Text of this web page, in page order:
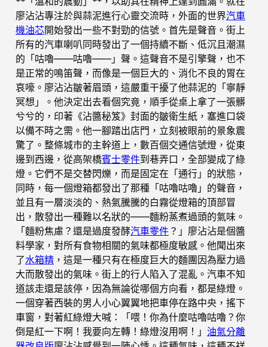
廖沾沾專注於與蒜泥進行心靈交流時，外面的世界汽車
機油芯開始發出一些不對勁的信號。首先是聲音。街上
所有的汽車喇叭同時發出了一個持續不斷、低沉且潮濕
的「咕嚕——咕嚕——」聲。這聲音不是引擎聲，也不
是正常的鳴笛聲，而像是一個巨大的、消化不良的胃在
哀嚎。廖沾沾皺著眉頭，這嚴重干擾了他蒜泥的「寧靜
冥想」。他決定出去看個究竟，順手從桌上拿了一張髒
兮兮的，印著《沾醬秘笈》封面的皺衛生紙，塞進口袋
以備不時之需。他一腳踏出店門，立刻被眼前的景象震
驚了。整條城市的主幹道上，數百個交通信號燈，從東
邊到西邊，從高架橋賓士零件到巷弄口，全部變成了綠
燈。它們不是交替閃爍，而是固定在「通行」的狀態，
同時，每一個燈箱都發出了那種「咕嚕咕嚕」的聲音，
並且有一層淡淡的、熱氣騰騰的白霧從燈箱的頂部冒
出，散發出一種難以名狀的——麵粉蒸煮過頭的氣味。
「麵粉焦慮？還是過度發酵汽車零件 ？」廖沾沾是個醬
料學家，對所有食物相關的氣味都極度敏感。他聞出來
了水箱精 ，這是一種只有在極度巨大的麵團因為壓力過
大而散發出的氣味。街上的行人陷入了混亂。汽車不知
道該走還是該停，因為無論從哪個方向看，都是綠燈。
一個穿著西裝的男人小心翼翼地把車停在路中央，搖下
車窗，對著紅綠燈大喊：「喂！你為什麼咕嚕咕嚕？你
倒是紅一下啊！我要向左轉！綠燈沒用啊！」 油氣分離